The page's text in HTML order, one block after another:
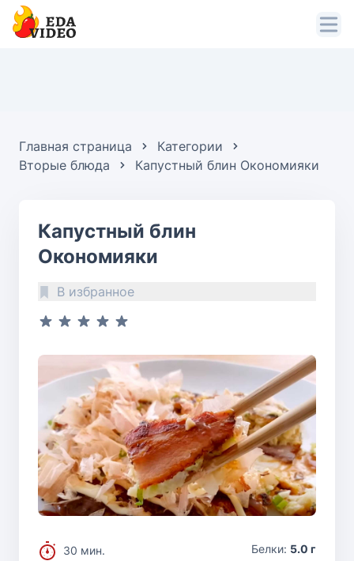
Главная страница
Категории
Вторые блюда
Капустный блин Окономияки
Капустный блин
Окономияки
В избранное
30 мин.
Белки: 5.0 г